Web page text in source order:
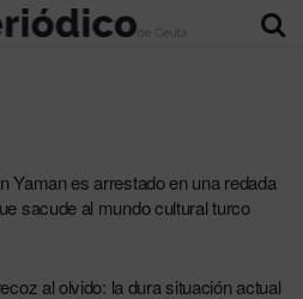
Yaman es arrestado en una redada
sacude al mundo cultural turco
al olvido: la dura situación actual